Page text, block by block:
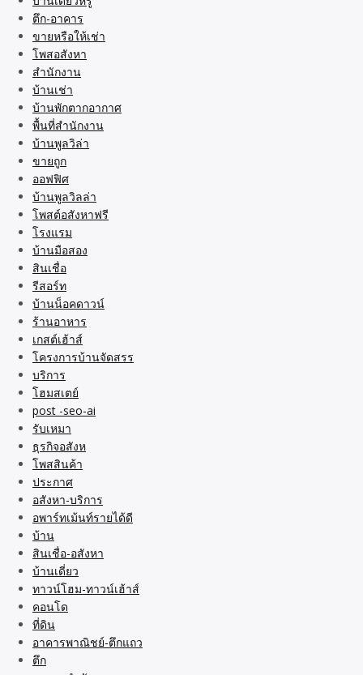
ตึก-อาคาร
ขายหรือให้เช่า
โพสอสังหา
สำนักงาน
บ้านเช่า
บ้านพักตากอากาศ
พื้นที่สำนักงาน
บ้านพูลวิล่า
ขายถูก
ออฟฟิศ
บ้านพูลวิลล่า
โพสต์อสังหาฟรี
โรงแรม
บ้านมือสอง
สินเชื่อ
รีสอร์ท
บ้านน็อคดาวน์
ร้านอาหาร
เกสต์เฮ้าส์
โครงการบ้านจัดสรร
บริการ
โฮมสเตย์
post -seo-ai
รับเหมา
ธุรกิจอสังห
โพสสินค้า
ประกาศ
อสังหา-บริการ
อพาร์ทเม้นท์รายได้ดี
บ้าน
สินเชื่อ-อสังหา
บ้านเดี่ยว
ทาวน์โฮม-ทาวน์เฮ้าส์
คอนโด
ที่ดิน
อาคารพาณิชย์-ตึกแถว
ตึก